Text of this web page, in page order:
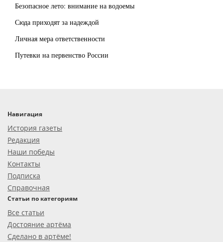
Безопасное лето: внимание на водоемы
Сюда приходят за надеждой
Личная мера ответственности
Путевки на первенство России
Навигация
История газеты
Редакция
Наши победы
Контакты
Подписка
Справочная
Статьи по категориям
Все статьи
Достояние артёма
Сделано в артёме!